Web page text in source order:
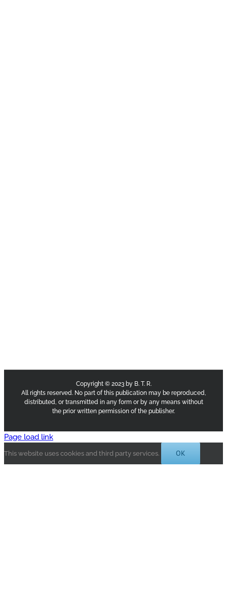
Copyright © 2023 by B. T. R.
All rights reserved. No part of this publication may be reproduced,
distributed, or transmitted in any form or by any means without
the prior written permission of the publisher.
Page load link
This website uses cookies and third party services. OK